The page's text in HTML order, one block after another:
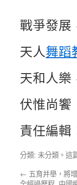
戰爭發展
天人舞蹈
天和人樂
伏惟尚饗
責任編輯
分類: 未分類。這
← 五育并舉，將